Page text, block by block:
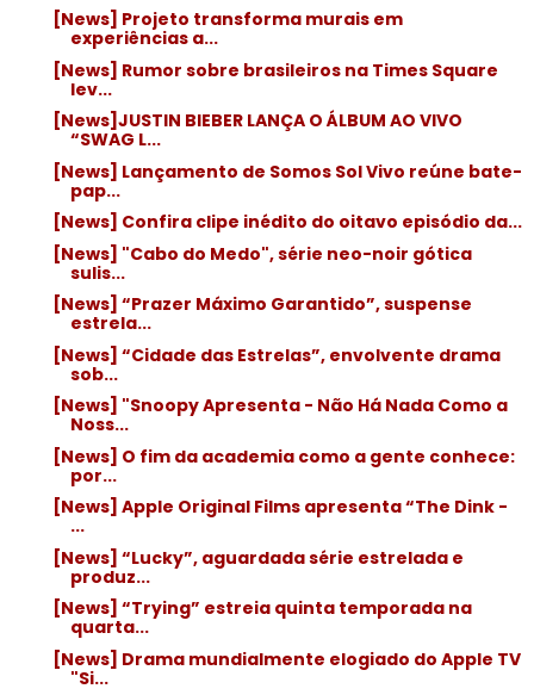
[News] Projeto transforma murais em
experiências a...
[News] Rumor sobre brasileiros na Times Square
lev...
[News]JUSTIN BIEBER LANÇA O ÁLBUM AO VIVO
“SWAG L...
[News] Lançamento de Somos Sol Vivo reúne bate-
pap...
[News] Confira clipe inédito do oitavo episódio da...
[News] "Cabo do Medo", série neo-noir gótica
sulis...
[News] “Prazer Máximo Garantido”, suspense
estrela...
[News] “Cidade das Estrelas”, envolvente drama
sob...
[News] "Snoopy Apresenta - Não Há Nada Como a
Noss...
[News] O fim da academia como a gente conhece:
por...
[News] Apple Original Films apresenta “The Dink -
...
[News] “Lucky”, aguardada série estrelada e
produz...
[News] “Trying” estreia quinta temporada na
quarta...
[News] Drama mundialmente elogiado do Apple TV
"Si...